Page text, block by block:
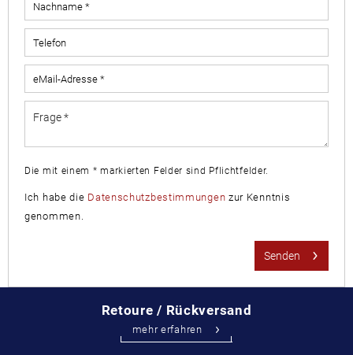
Die mit einem * markierten Felder sind Pflichtfelder.
Ich habe die Datenschutzbestimmungen zur Kenntnis
genommen.
Senden
Retoure / Rückversand
mehr erfahren